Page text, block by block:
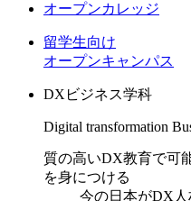
オープンカレッジ
留学生向け
オープンキャンパス
DXビジネス学科
Digital transformation
質の高いDX教育で可
を身につける
今の日本がDX